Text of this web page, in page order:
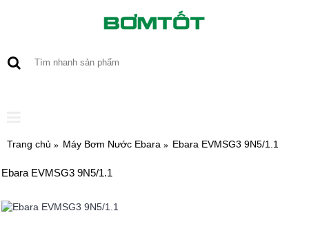
Trang chủ Máy Bơm Nước Ebara Ebara EVMSG3 9N5/1.1
Ebara EVMSG3 9N5/1.1